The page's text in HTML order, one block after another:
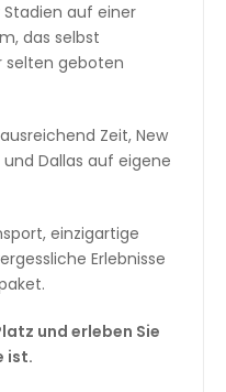
Stadien auf einer
das selbst
selten geboten
Zeit, New
Dallas auf eigene
einzigartige
Erlebnisse
und erleben Sie
ist.